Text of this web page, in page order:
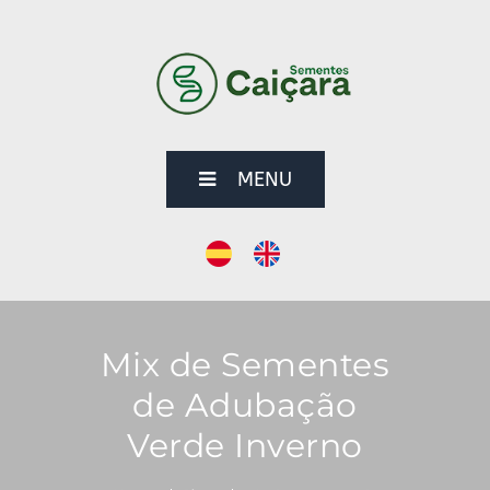
MENU
Mix de Sementes
de Adubação
Verde Inverno